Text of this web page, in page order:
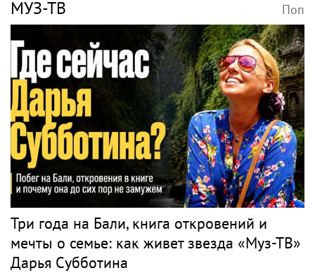
МУЗ-ТВ Поп
Три года на Бали, книга откровений и
мечты о семье: как живет звезда «Муз-ТВ»
Дарья Субботина